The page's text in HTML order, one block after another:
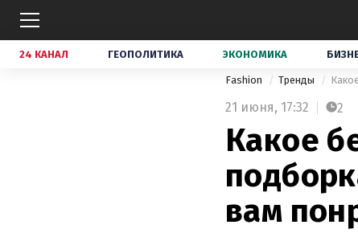
24 КАНАЛ ГЕОПОЛИТИКА ЭКОНОМИКА
Fashion Тренды
21 июня, 17:32 2
Какое
вам